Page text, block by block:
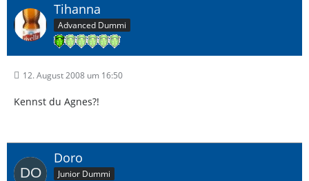
Tihanna
Advanced Dummi
12. August 2008 um 16:50
Kennst du Agnes?!
Doro
Junior Dummi